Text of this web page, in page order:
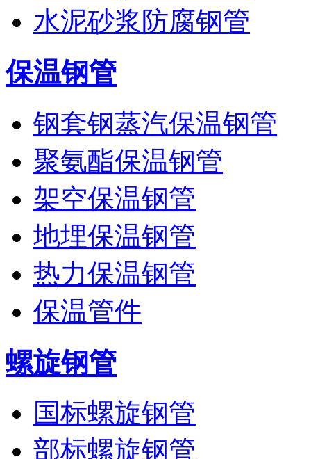
水泥砂浆防腐钢管
保温钢管
钢套钢蒸汽保温钢管
聚氨酯保温钢管
架空保温钢管
地埋保温钢管
热力保温钢管
保温管件
螺旋钢管
国标螺旋钢管
部标螺旋钢管